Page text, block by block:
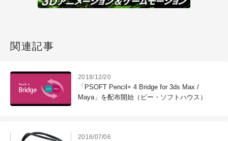
関連記事
2018/12/20
「PSOFT Pencil+ 4 Bridge for 3ds Max /
Maya」を配布開始（ピー・ソフトハウス）
2016/07/06